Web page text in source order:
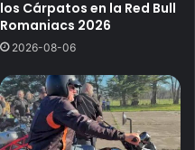
los Cárpatos en la Red Bull
Romaniacs 2026
2026-08-06